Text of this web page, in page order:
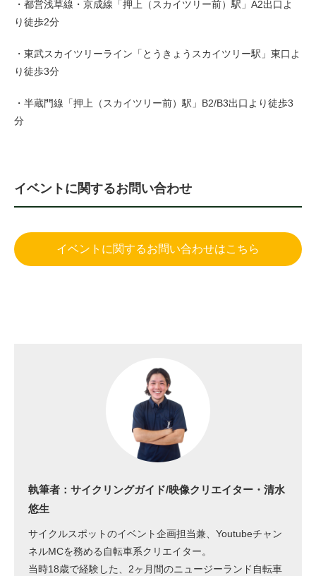
・都営浅草線・京成線「押上（スカイツリー前）駅」A2出口よ
り徒歩2分
・東武スカイツリーライン「とうきょうスカイツリー駅」東口よ
り徒歩3分
・半蔵門線「押上（スカイツリー前）駅」B2/B3出口より徒歩3
分
イベントに関するお問い合わせ
イベントに関するお問い合わせはこちら
執筆者：サイクリングガイド/映像クリエイター・清水
悠生
サイクルスポットのイベント企画担当兼、Youtubeチャン
ネルMCを務める自転車系クリエイター。
当時18歳で経験した、2ヶ月間のニュージーランド自転車